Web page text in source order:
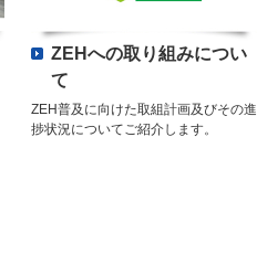
ZEHへの取り組みについ
て
ZEH普及に向けた取組計画及びその進
捗状況についてご紹介します。